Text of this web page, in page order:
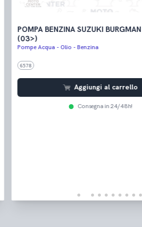
POMPA BENZINA SUZUKI
(03>)
Pompe Acqua - Olio - Benzina
6578
Aggiungi al carrello
Consegna in 24/48h!